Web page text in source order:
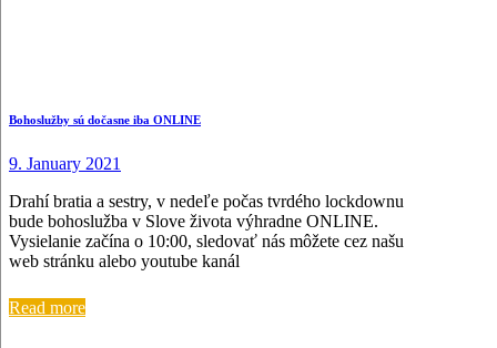
Bohoslužby sú dočasne iba ONLINE
9. January 2021
Drahí bratia a sestry, v nedeľe počas tvrdého lockdownu
bude bohoslužba v Slove života výhradne ONLINE.
Vysielanie začína o 10:00, sledovať nás môžete cez našu
web stránku alebo youtube kanál
Read more